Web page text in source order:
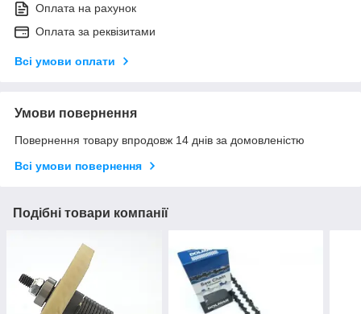
Оплата на рахунок
Оплата за реквізитами
Всі умови оплати
Умови повернення
Повернення товару впродовж 14 днів за домовленістю
Всі умови повернення
Подібні товари компанії